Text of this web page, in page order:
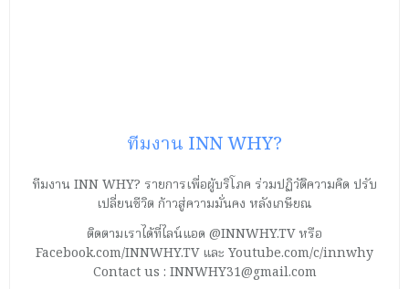
ทีมงาน INN WHY?
ทีมงาน INN WHY? รายการเพื่อผู้บริโภค ร่วมปฏิวัติความคิด ปรับ
เปลี่ยนชีวิต ก้าวสู่ความมั่นคง หลังเกษียณ
ติดตามเราได้ที่ไลน์แอด @INNWHY.TV หรือ
Facebook.com/INNWHY.TV และ Youtube.com/c/innwhy
Contact us : INNWHY31@gmail.com